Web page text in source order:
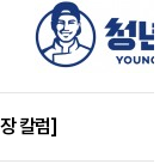
칼럼]